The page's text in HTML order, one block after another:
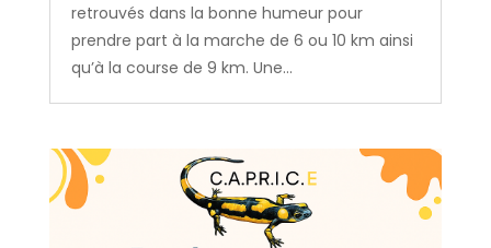
retrouvés dans la bonne humeur pour
prendre part à la marche de 6 ou 10 km ainsi
qu’à la course de 9 km. Une...